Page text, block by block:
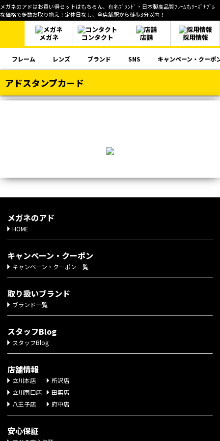
メガネのアドはお買い得セットはもちろん、有名ﾌﾞﾗﾝﾄﾞ・日本製高品質ﾌﾚｰﾑもﾘｰｽﾞﾅﾌﾞﾙ
な価格で多数お取り揃え！定休日なし、全店舗駅から徒歩3分以内！
メガネ コンタクト 店舗 採用情報
フレーム レンズ ブランド SNS キャンペーン・クーポ
アドスタンプカード
メガネのアド
HOME
キャンペーン・クーポン
キャンペーン・クーポン一覧
取り扱いブランド
ブランド一覧
スタッフBlog
スタッフBlog
店舗情報
立川本店
立川南口店
八王子店
所沢店
田無店
府中店
安心保証